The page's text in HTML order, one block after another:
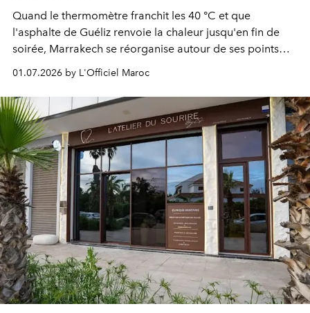
Quand le thermomètre franchit les 40 °C et que
l'asphalte de Guéliz renvoie la chaleur jusqu'en fin de
soirée, Marrakech se réorganise autour de ses points
d'eau. À l'Hivernage, le Es Saadi Marrakech Resort ouvre
les portes de son parc de huit hectares et de sa piscine
lagon de 2 400 m² avec trois formules Palace Day Pass
qui permettent d'y passer la journée.
01.07.2026 by L'Officiel Maroc